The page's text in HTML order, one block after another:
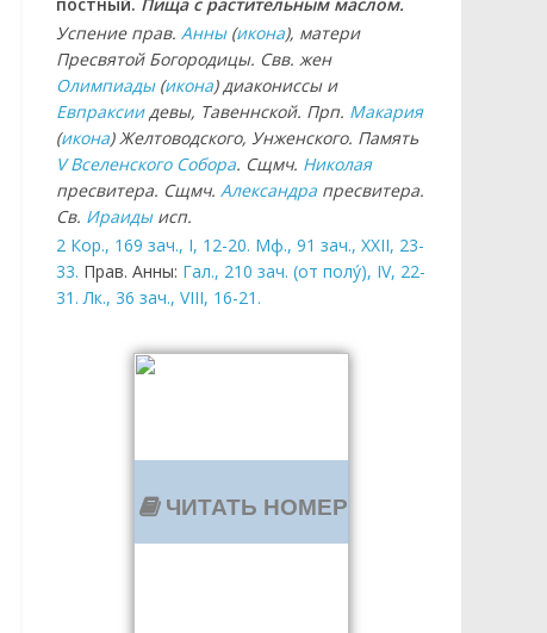
Успение прав. Анны(икона), матери
Пресвятой Богородицы. Свв. жен
Олимпиады(икона) диакониссы и
Евпраксиидевы, Тавеннской. Прп. Макария
(икона) Желтоводского, Унженского. Память
V Вселенского Собора. Сщмч. Николая
пресвитера. Сщмч. Александра пресвитера.
Св. Ираидыисп.
2 Кор., 169 зач., I, 12-20. Мф., 91 зач., XXII, 23-
33. Прав. Анны: Гал., 210 зач. (от полу́), IV, 22-
31. Лк., 36 зач., VIII, 16-21.
ЧИТАТЬ НОМЕР